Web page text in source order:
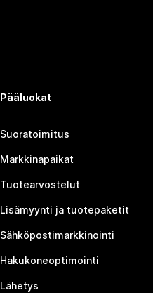
Pääluokat
Suoratoimitus
Markkinapaikat
Tuotearvostelut
Lisämyynti ja tuotepaketit
Sähköpostimarkkinointi
Hakukoneoptimointi
Lähetys